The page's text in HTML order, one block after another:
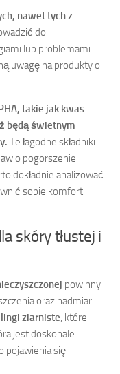
nawet tych z
do
lub problemami
uwagę na produkty o
takie jak kwas
będą świetnym
Te łagodne składniki
o pogorszenie
dokładnie analizować
sobie komfort i
skóry tłustej i
powinny
oraz nadmiar
ziarniste, które
jest doskonale
pojawienia się